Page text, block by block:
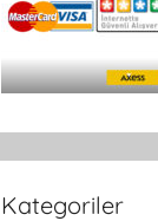
Kategoriler